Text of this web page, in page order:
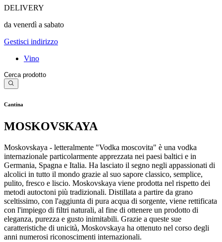
DELIVERY
da venerdì a sabato
Gestisci indirizzo
Vino
Cantina
MOSKOVSKAYA
Moskovskaya - letteralmente "Vodka moscovita" è una vodka
internazionale particolarmente apprezzata nei paesi baltici e in
Germania, Spagna e Italia. Ha lasciato il segno negli appassionati di
alcolici in tutto il mondo grazie al suo sapore classico, semplice,
pulito, fresco e liscio. Moskovskaya viene prodotta nel rispetto dei
metodi autoctoni più tradizionali. Distillata a partire da grano
sceltissimo, con l'aggiunta di pura acqua di sorgente, viene rettificata
con l'impiego di filtri naturali, al fine di ottenere un prodotto di
eleganza, purezza e gusto inimitabili. Grazie a queste sue
caratteristiche di unicità, Moskovskaya ha ottenuto nel corso degli
anni numerosi riconoscimenti internazionali.